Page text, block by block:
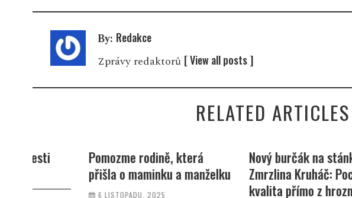
By: Redakce
Zprávy redaktorů [ View all posts ]
RELATED ARTICLES
Pomozme rodině, která
přišla o maminku a manželku
6 LISTOPADU, 2025
Nový burčák na stánku
Zmrzlina Kruháč: Poctivost a
kvalita přímo z hroznů